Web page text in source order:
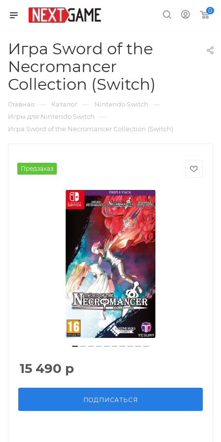
0
Игра Sword of the
Necromancer
Collection (Switch)
Главная — Каталог — Nintendo Switch —
Игры для Nintendo Switch —
Игра Sword of the Necromancer Collection (Switch)
Предзаказ
15 490 р
ПОДПИСАТЬСЯ